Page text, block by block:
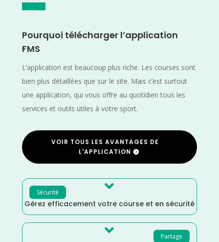
Pourquoi télécharger l’application
FMS
L’application est beaucoup plus riche. Les courses sont
bien plus détaillées que sur le site. Mais c’est surtout
une application, qui vous offre au quotidien tous les
services et outils utiles à votre sport.
VOIR TOUS LES AVANTAGES DE
L'APPLICATION
Sécurité 
Gérez efficacement votre course et en sécurité
Partage
